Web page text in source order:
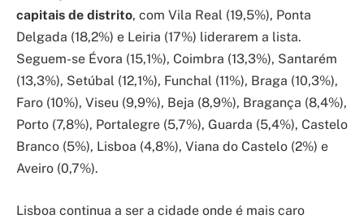
capitais de distrito, com Vila Real (19,5%), Ponta
Delgada (18,2%) e Leiria (17%) liderarem a lista.
Seguem-se Évora (15,1%), Coimbra (13,3%), Santarém
(13,3%), Setúbal (12,1%), Funchal (11%), Braga (10,3%),
Faro (10%), Viseu (9,9%), Beja (8,9%), Bragança (8,4%),
Porto (7,8%), Portalegre (5,7%), Guarda (5,4%), Castelo
Branco (5%), Lisboa (4,8%), Viana do Castelo (2%) e
Aveiro (0,7%).
Lisboa continua a ser a cidade onde é mais caro